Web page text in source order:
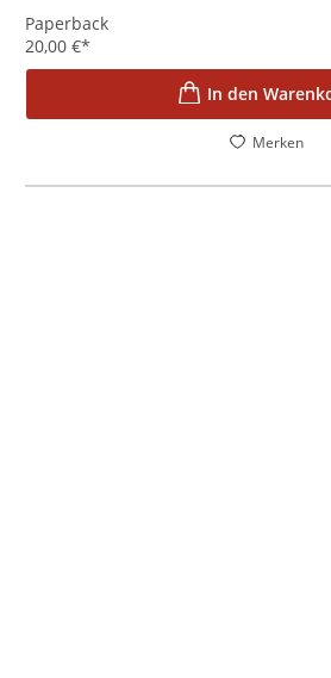
Paperback
20,00 €*
In den
Merken